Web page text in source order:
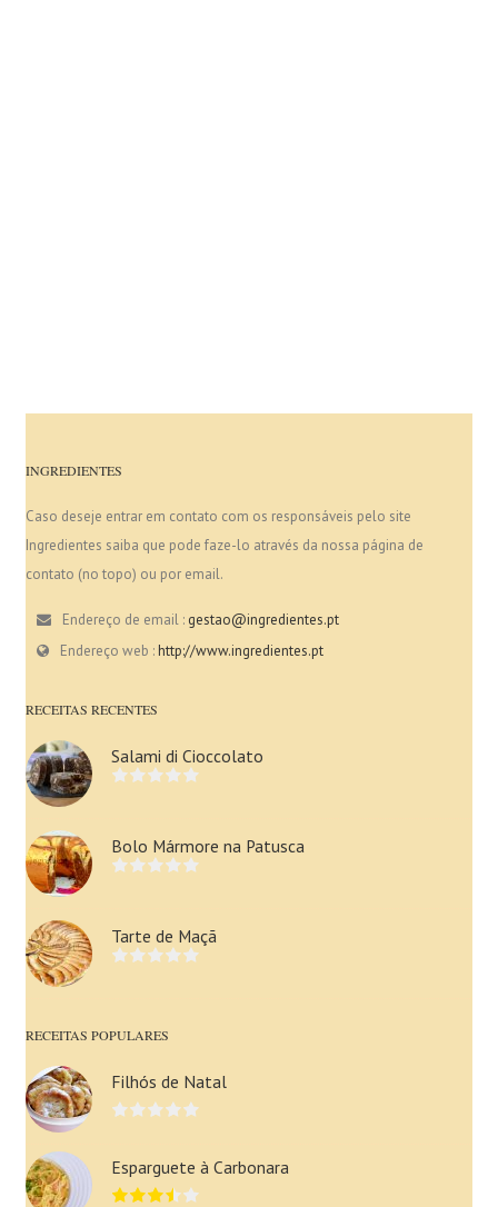
INGREDIENTES
Caso deseje entrar em contato com os responsáveis pelo site
Ingredientes saiba que pode faze-lo através da nossa página de
contato (no topo) ou por email.
Endereço de email : gestao@ingredientes.pt
Endereço web :http://www.ingredientes.pt
RECEITAS RECENTES
Salami di Cioccolato
Bolo Mármore na Patusca
Tarte de Maçã
RECEITAS POPULARES
Filhós de Natal
Esparguete à Carbonara